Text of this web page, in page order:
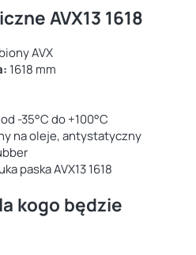
AVX13 1618
AVX
1618 mm
od -35°C do +100°C
na oleje, antystatyczny
paska AVX13 1618
kogo będzie